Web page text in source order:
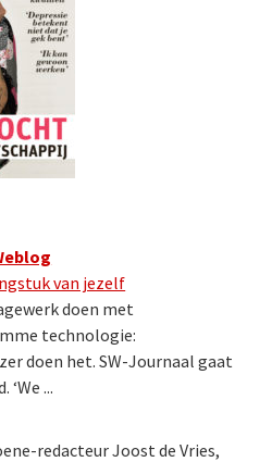
van jezelf
doen met
technologie:
doen het. SW-Journaal gaat
...
redacteur Joost de Vries,